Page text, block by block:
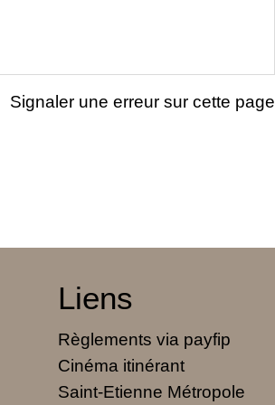
Signaler une erreur sur cette page
Liens
Règlements via payfip
Cinéma itinérant
Saint-Etienne Métropole